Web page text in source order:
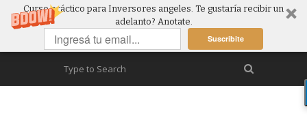
Curso práctico para Inversores angeles. Te gustaría recibir un
adelanto? Anotate.
Suscribite